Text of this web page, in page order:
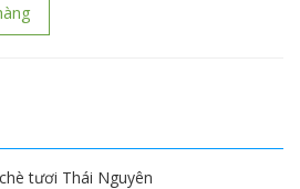
tươi Thái Nguyên